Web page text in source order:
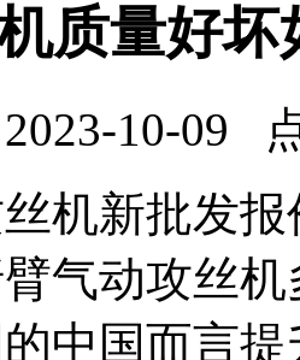
质量好坏
10-09
新批发报
气动攻丝
中国而言